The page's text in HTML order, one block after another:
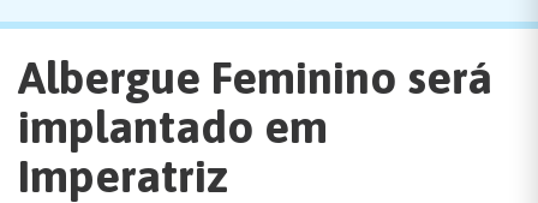
Albergue Feminino será
implantado em
Imperatriz